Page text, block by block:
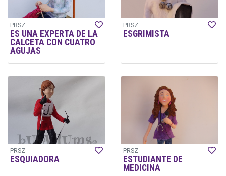
PRSZ
ES UNA EXPERTA DE LA
CALCETA CON CUATRO
AGUJAS
PRSZ
ESGRIMISTA
PRSZ
ESQUIADORA
PRSZ
ESTUDIANTE DE
MEDICINA